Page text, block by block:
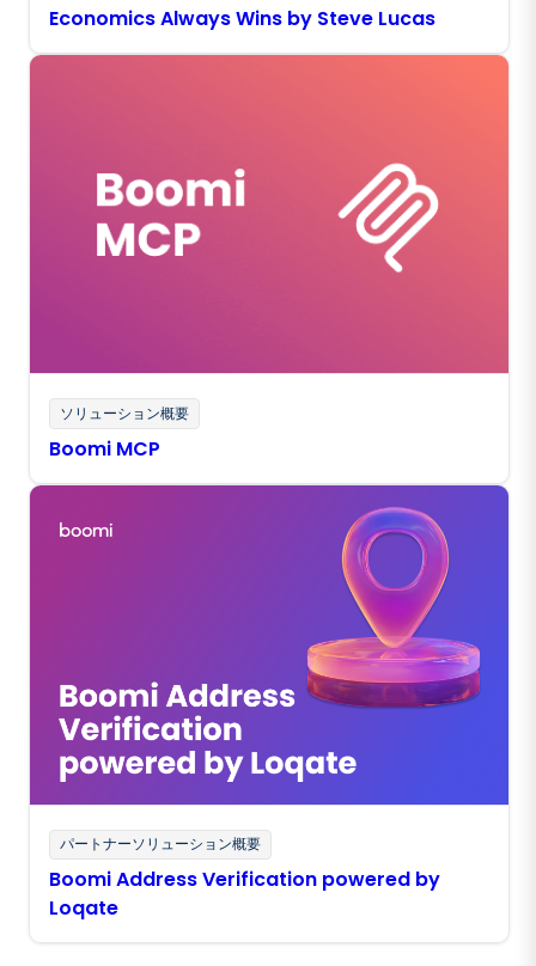
Economics Always Wins by Steve Lucas
ソリューション概要
Boomi MCP
パートナーソリューション概要
Boomi Address Verification powered by
Loqate